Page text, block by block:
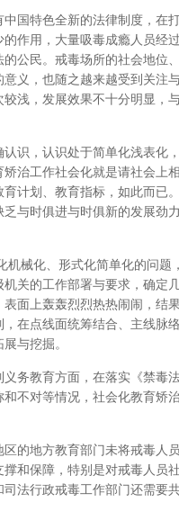
国特色全新的法律制度，在
作用，大量吸毒成瘾人员经过
公民。戒毒场所的社会地位
义，也随之越来越受到关注
浅，发展效果不十分明显，
识，认识处于简单化浅表化
治工作社会化就是请社会上
计划、教育指标，如此而已
与时俱进与时俱新的发展劲
机械化、形式化简单化的问题
关的工作部署与要求，确定
面上轰轰烈烈热热闹闹，结
在点线面统筹结合、主线脉
与挖掘。
务教育方面，在落实《禁毒
不对等情况，社会化教育矫
的地方教育部门未将戒毒人
和保障，特别是对戒毒人员
法行政戒毒工作部门还需要